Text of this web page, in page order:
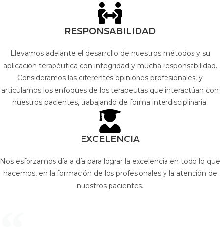
RESPONSABILIDAD
Llevamos adelante el desarrollo de nuestros métodos y su
aplicación terapéutica con integridad y mucha responsabilidad.
Consideramos las diferentes opiniones profesionales, y
articulamos los enfoques de los terapeutas que interactúan con
nuestros pacientes, trabajando de forma interdisciplinaria.
EXCELENCIA
Nos esforzamos día a día para lograr la excelencia en todo lo que
hacemos, en la formación de los profesionales y la atención de
nuestros pacientes.